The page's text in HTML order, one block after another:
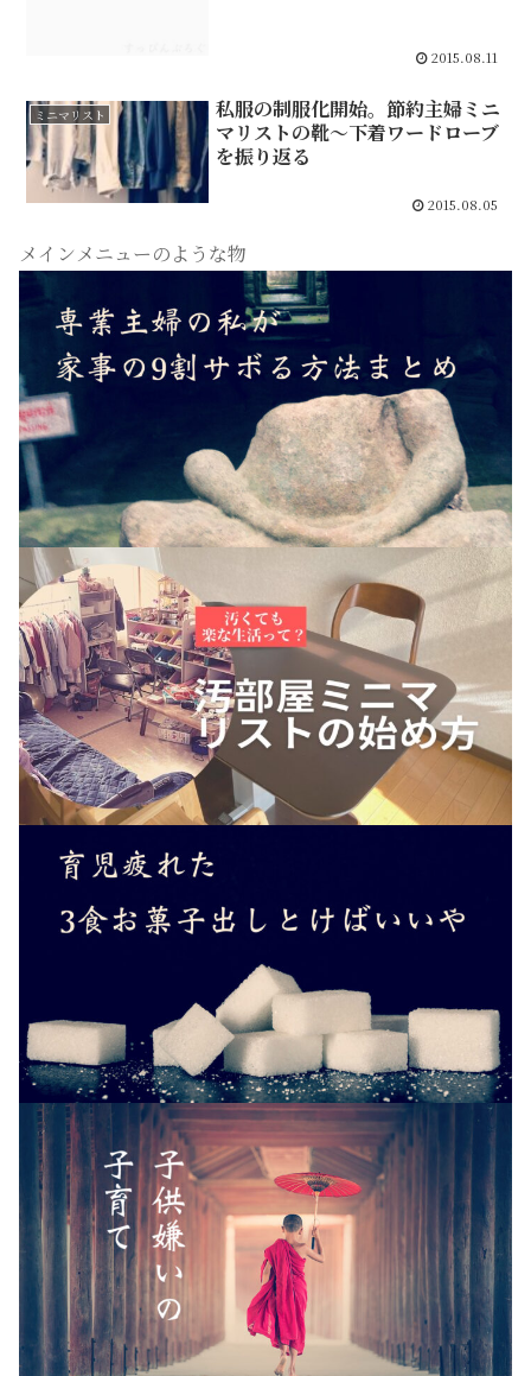
2015.08.11
ミニマリスト
私服の制服化開始。節約主婦ミニ
マリストの靴～下着ワードローブ
を振り返る
2015.08.05
メインメニューのような物